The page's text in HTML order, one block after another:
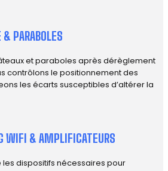
PARABOLES
et paraboles après dérèglement
contrôlons le positionnement des
les écarts susceptibles d’altérer la
WIFI & AMPLIFICATEURS
dispositifs nécessaires pour